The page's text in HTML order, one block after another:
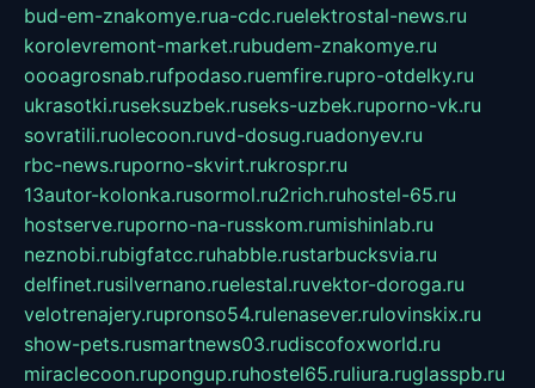
bud-em-znakomye.rua-cdc.ruelektrostal-news.ru
korolevremont-market.rubudem-znakomye.ru
oooagrosnab.rufpodaso.ruemfire.rupro-otdelky.ru
ukrasotki.ruseksuzbek.ruseks-uzbek.ruporno-vk.ru
sovratili.ruolecoon.ruvd-dosug.ruadonyev.ru
rbc-news.ruporno-skvirt.rukrospr.ru
13autor-kolonka.rusormol.ru2rich.ruhostel-65.ru
hostserve.ruporno-na-russkom.rumishinlab.ru
neznobi.rubigfatcc.ruhabble.rustarbucksvia.ru
delfinet.rusilvernano.ruelestal.ruvektor-doroga.ru
velotrenajery.rupronso54.rulenasever.rulovinskix.ru
show-pets.rusmartnews03.rudiscofoxworld.ru
miraclecoon.rupongup.ruhostel65.ruliura.ruglasspb.ru